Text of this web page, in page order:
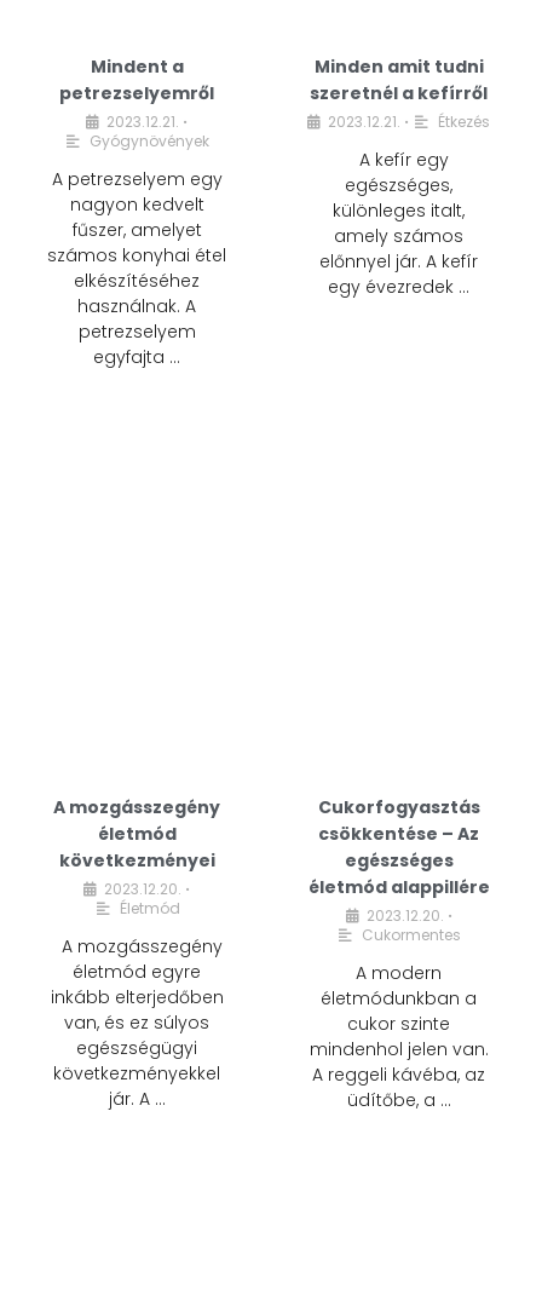
Mindent a
petrezselyemről
2023.12.21. •
Gyógynövények
A petrezselyem egy
nagyon kedvelt
fűszer, amelyet
számos konyhai étel
elkészítéséhez
használnak. A
petrezselyem
egyfajta …
Minden amit tudni
szeretnél a kefírről
2023.12.21. • Étkezés
A kefír egy
egészséges,
különleges italt,
amely számos
előnnyel jár. A kefír
egy évezredek …
A mozgásszegény
életmód
következményei
2023.12.20. •
Életmód
A mozgásszegény
életmód egyre
inkább elterjedőben
van, és ez súlyos
egészségügyi
következményekkel
jár. A …
Cukorfogyasztás
csökkentése – Az
egészséges
életmód alappillére
2023.12.20. •
Cukormentes
A modern
életmódunkban a
cukor szinte
mindenhol jelen van.
A reggeli kávéba, az
üdítőbe, a …